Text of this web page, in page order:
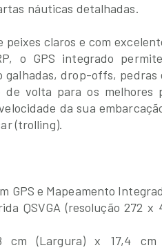
náuticas detalhadas.
peixes claros e com
o GPS integrado
galhadas, drop-offs, pedras
de volta para os melhores
da sua
(trolling).
GPS e Mapeamento
QSVGA (resolução 272
cm (Largura) x 17,4